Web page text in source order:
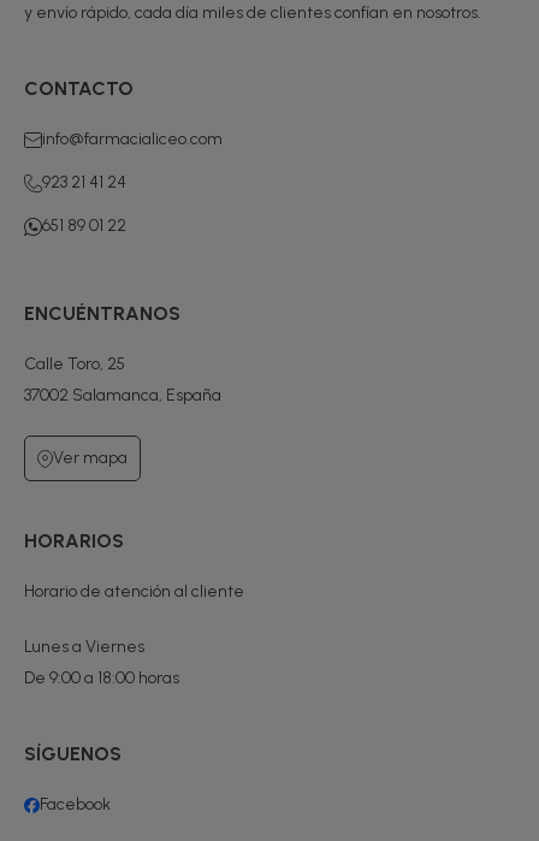
y envío rápido, cada día miles de clientes confían en nosotros.
CONTACTO
info@farmacialiceo.com
923 21 41 24
651 89 01 22
ENCUÉNTRANOS
Calle Toro, 25
37002 Salamanca, España
Ver mapa
HORARIOS
Horario de atención al cliente
Lunes a Viernes
De 9:00 a 18:00 horas
SÍGUENOS
Facebook